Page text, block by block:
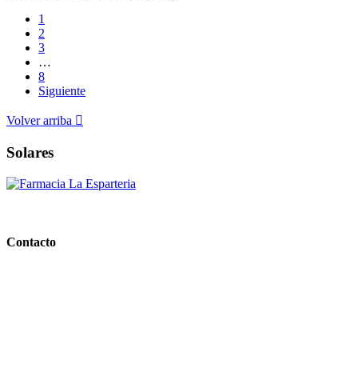
1
2
3
…
8
Siguiente
Volver arriba 
Solares
Contacto